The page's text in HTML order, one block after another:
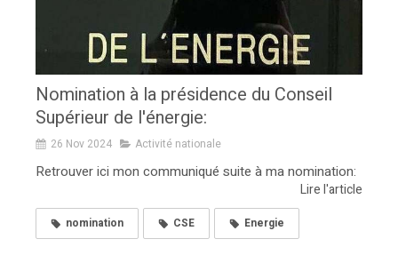
Nomination à la présidence du Conseil
Supérieur de l'énergie:
26 Nov 2024 Activité nationale
Retrouver ici mon communiqué suite à ma nomination:
Lire l'article
nomination CSE Energie